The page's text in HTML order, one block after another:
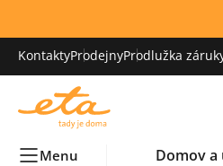
KontaktyProdejnyProdlužka
Menu Domov a